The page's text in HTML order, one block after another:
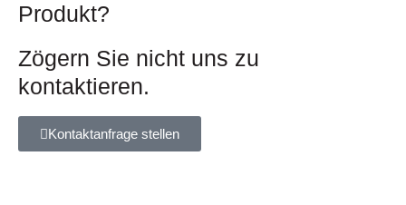
Produkt?
Zögern Sie nicht uns zu
kontaktieren.
Kontaktanfrage stellen